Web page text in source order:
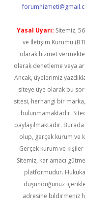
Yasal Uyarı: Sitemiz,
ve İletişim Kurumu
olarak hizmet
olarak denetleme veya
Ancak, üyelerimiz
siteye üye olarak bu
sitesi, herhangi bir
bulunmamaktadır.
paylaşılmaktadır.
olup, gerçek kurum ve
Gerçek kurum ve
Sitemiz, kar amacı
platformudur.
düşündüğünüz
adresine bildirmeniz